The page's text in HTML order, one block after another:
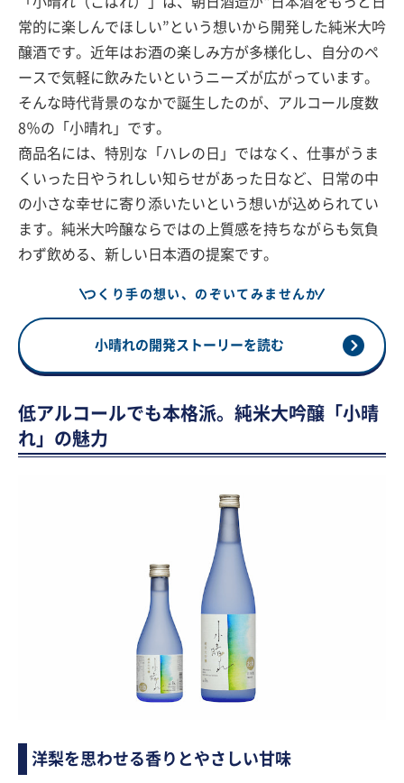
常的に楽しんでほしい”という想いから開発した純米大吟
醸酒です。近年はお酒の楽しみ方が多様化し、自分のペ
ースで気軽に飲みたいというニーズが広がっています。
そんな時代背景のなかで誕生したのが、アルコール度数
8％の「小晴れ」です。
商品名には、特別な「ハレの日」ではなく、仕事がうま
くいった日やうれしい知らせがあった日など、日常の中
の小さな幸せに寄り添いたいという想いが込められてい
ます。純米大吟醸ならではの上質感を持ちながらも気負
わず飲める、新しい日本酒の提案です。
つくり手の想い、のぞいてみませんか
小晴れの開発ストーリーを読む
低アルコールでも本格派。純米大吟醸「小晴
れ」の魅力
洋梨を思わせる香りとやさしい甘味